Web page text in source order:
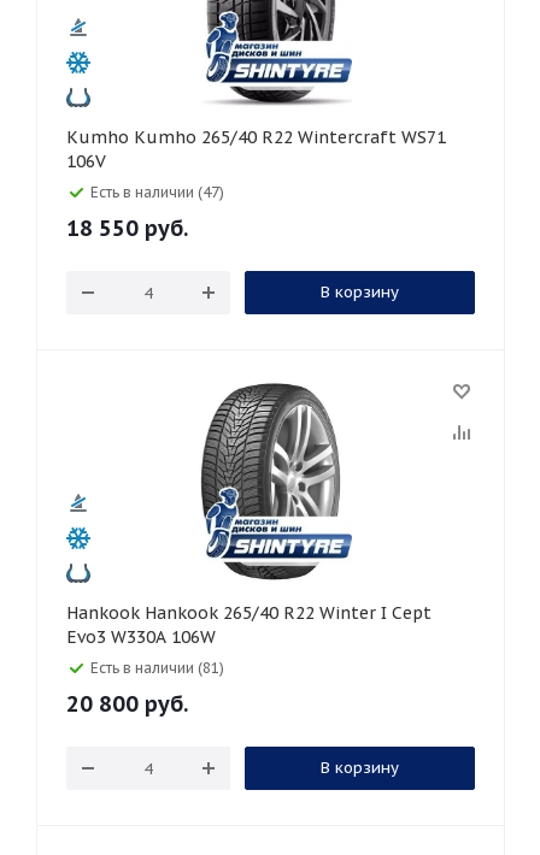
Kumho Kumho 265/40 R22 Wintercraft WS71
106V
Есть в наличии (47)
18 550 руб.
В корзину
Hankook Hankook 265/40 R22 Winter I Cept
Evo3 W330A 106W
Есть в наличии (81)
20 800 руб.
В корзину